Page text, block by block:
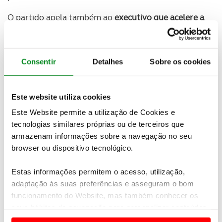
Consentir Detalhes Sobre os cookies
Este website utiliza cookies
Este Website permite a utilização de Cookies e
tecnologias similares próprias ou de terceiros que
armazenam informações sobre a navegação no seu
browser ou dispositivo tecnológico.
Estas informações permitem o acesso, utilização,
adaptação às suas preferências e asseguram o bom
funcionamento do Website, mas também conhecer os
e anúncios de modo a promover produtos e/ou serviços.
O partido apela também aoexecutivo que acelere a
implementação da plataforma de dados já
anunciada pelo IMT para combater a falsificação de
documentos dos TVDEe defende que o curso de
renovação TVDE seja dispensado para os
detentores do curso de táxi.
O deputado social-democrata
serem “dificuldades de fiscalização e regulação da
atividadepor parte das autoridades no terreno”,
mas sublinhou que não é intenção do PSD criar
“barreiras adicionais que impeçam a entrada de
novos veículos e novos condutores”.
Quem cumpra a lei deve ter a mesma facilidade
que tem hoje em dia. Apenas queremos maior rigor
E, portanto, recomendamos ao Governo que
fiscalize o setor com rigor”, acrescentou.